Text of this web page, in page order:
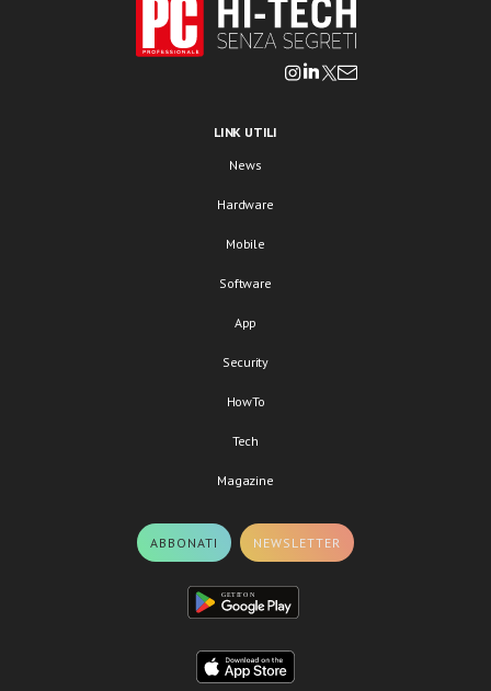
LINK UTILI
News
Hardware
Mobile
Software
App
Security
HowTo
Tech
Magazine
ABBONATI NEWSLETTER